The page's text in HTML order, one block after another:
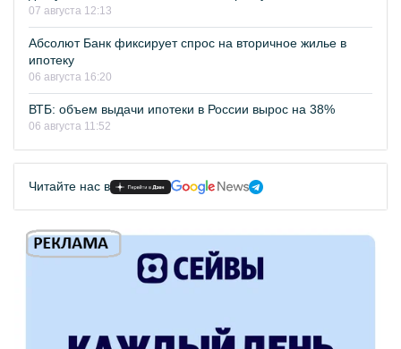
07 августа 12:13
Абсолют Банк фиксирует спрос на вторичное жилье в
ипотеку
06 августа 16:20
ВТБ: объем выдачи ипотеки в России вырос на 38%
06 августа 11:52
Читайте нас в